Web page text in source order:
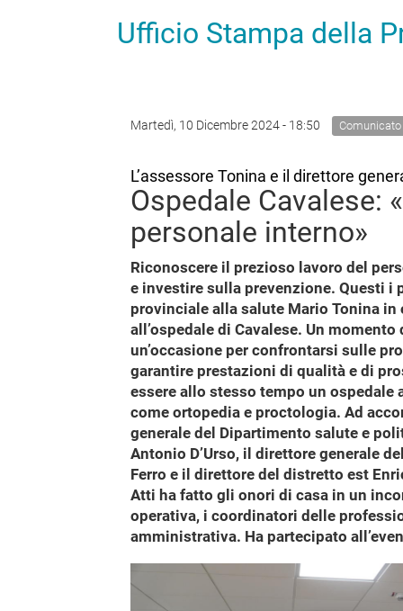
Ufficio Stampa della
Martedì, 10 Dicembre 2024 - 18:50 Comunicato
L’assessore Tonina e il direttore
Ospedale Cavalese:
personale interno»
Riconoscere il prezioso lavoro del
e investire sulla prevenzione. Questi i
provinciale alla salute Mario Tonina
all’ospedale di Cavalese. Un
un’occasione per confrontarsi sulle
garantire prestazioni di qualità e di
essere allo stesso tempo un
come ortopedia e proctologia. Ad
generale del Dipartimento salute e
Antonio D’Urso, il direttore generale
Ferro e il direttore del distretto est
Atti ha fatto gli onori di casa in un
operativa, i coordinatori delle
amministrativa. Ha partecipato